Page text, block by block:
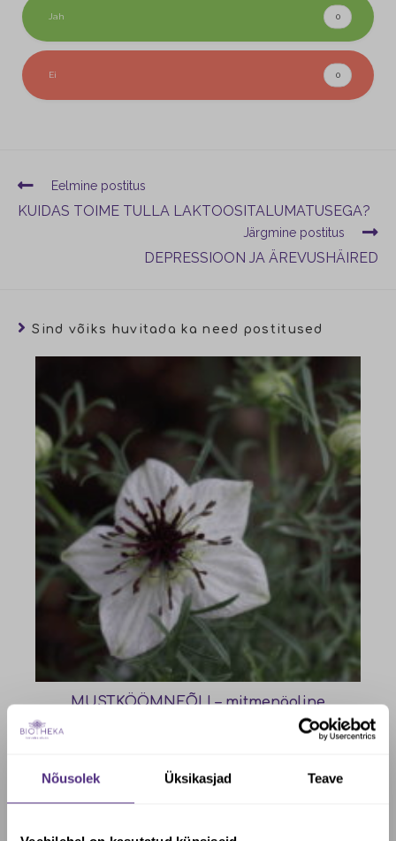
Nõusolek Üksikasjad Teave
Jah 0
Ei 0
Eelmine postitus
KUIDAS TOIME TULLA LAKTOOSITALUMATUSEGA?
Järgmine postitus
DEPRESSIOON JA ÄREVUSHÄIRED
Sind võiks huvitada ka need postitused
MUSTKÖÖMNEÕLI – mitmenäoline